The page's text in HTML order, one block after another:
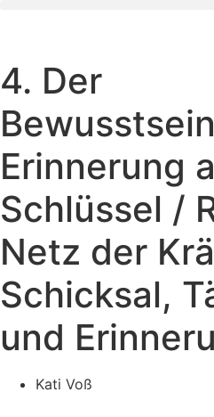
4. Der
Erinnerung
Schlüssel /
Netz der
Schicksal,
und
Kati Voß